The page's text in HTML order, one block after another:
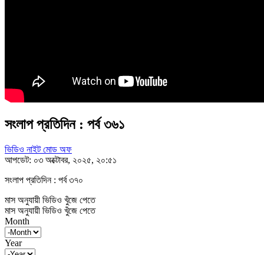
সংলাপ প্রতিদিন : পর্ব ৩৬১
ভিডিও নাইট মোড অফ
আপডেট: ০৩ অক্টোবর, ২০২৫, ২০:৫১
সংলাপ প্রতিদিন : পর্ব ৩৭০
মাস অনুযায়ী ভিডিও খুঁজে পেতে
মাস অনুযায়ী ভিডিও খুঁজে পেতে
Month
Year